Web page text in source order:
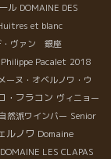
ル DOMAINE DES
et blanc
・ヴァン 銀座
Pacalet 2018
ーヌ・オベルノワ・ウ
・フラコン ヴィニョー
然派ワインバー Senior
ルノワ Domaine
DOMAINE LES CLAPAS